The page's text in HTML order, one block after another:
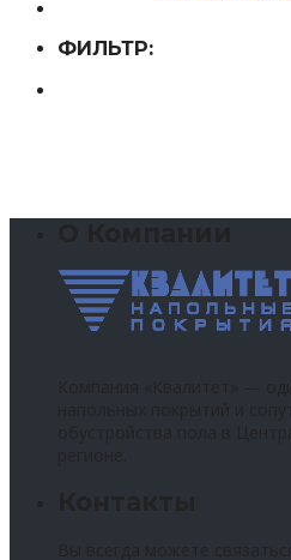
ФИЛЬТР: